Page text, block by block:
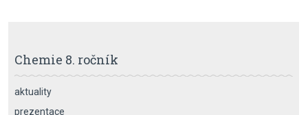
Chemie 8. ročník
aktuality
prezentace